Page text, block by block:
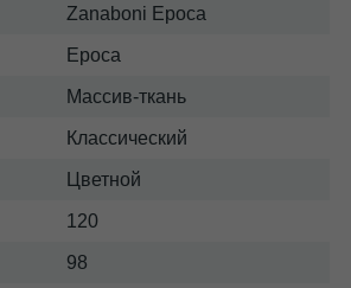
Zanaboni Epoca
Epoca
Массив-ткань
Классический
Цветной
120
98